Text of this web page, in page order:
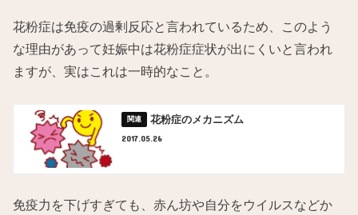
花粉症は免疫の過剰反応と言われているため、このよう
な理由があって妊娠中は花粉症症状が出にくいと言われ
ますが、実はこれは一時的なこと。
花粉症のメカニズム
2017.05.26
免疫力を下げすぎても、赤ん坊や自分をウイルスなどか